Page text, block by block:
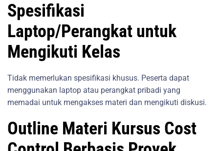
Spesifikasi
Laptop/Perangkat untuk
Mengikuti Kelas
Tidak memerlukan spesifikasi khusus. Peserta dapat
menggunakan laptop atau perangkat pribadi yang
memadai untuk mengakses materi dan mengikuti diskusi.
Outline Materi Kursus Cost